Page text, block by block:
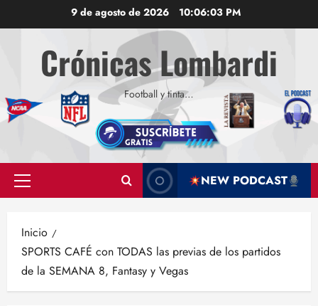
al
contenido
9 de agosto de 2026 10:06:04 PM
Crónicas Lombardi
Football y tinta…
Menú
NEW PODCAST
Inicio
SPORTS CAFÉ con TODAS las previas de los partidos
de la SEMANA 8, Fantasy y Vegas